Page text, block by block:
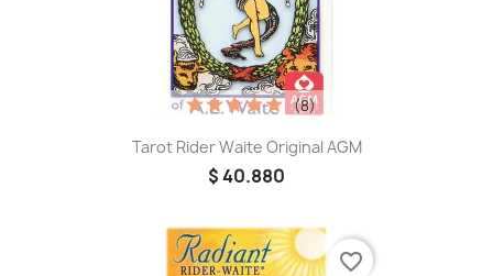
Tarot Rider Waite Original AGM
$ 40.880
(8)
favorite_border